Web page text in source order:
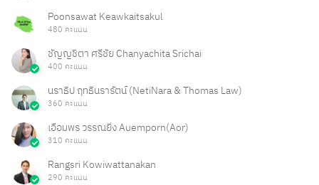
Poonsawat Keawkaitsakul
480 คะแนน
ชัญญชิตา ศรีชัย Chanyachita Srichai
400 คะแนน
นราธิป ฤทธินรารัตน์ (NetiNara & Thomas Law)
360 คะแนน
เอื้อมพร วรรณยิ่ง Auemporn(Aor)
310 คะแนน
Rangsri Kowiwattanakan
290 คะแนน